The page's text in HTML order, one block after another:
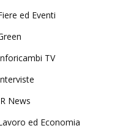
ed Eventi
TV
News
ed Economia